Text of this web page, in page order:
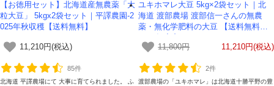
【お徳用セット】北海道産無農薬「大
粒大豆」 5kgx2袋セット｜平譯農園-2
025年秋収穫【送料無料】
11,210円(税込)
85件
北海道 平譯農場にて 大事に育てられました。 ふ
ユキホマレ大豆 5kg×2袋セット｜北
海道 渡部農場 渡部信一さんの無農
薬・無化学肥料の大豆 【送料無料】-
11,800円
11,210円(税込)
2件
渡部農場の「ユキホマレ」は北海道十勝平野の豊